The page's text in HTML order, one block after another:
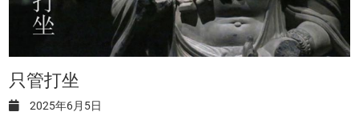
只管打坐
2025年6月5日